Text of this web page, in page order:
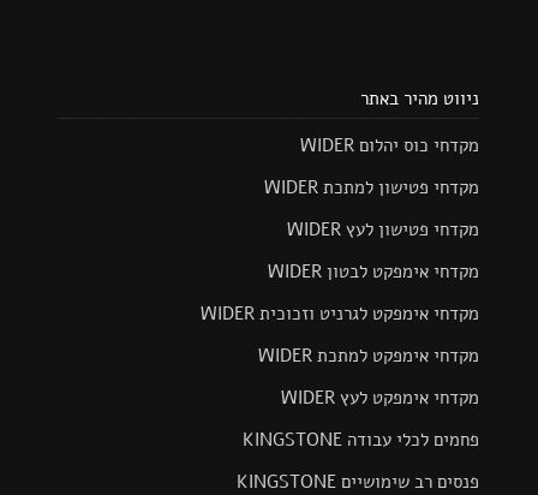
ניווט מהיר באתר
מקדחי כוס יהלום WIDER
מקדחי פטישון למתכת WIDER
מקדחי פטישון לעץ WIDER
מקדחי אימפקט לבטון WIDER
מקדחי אימפקט לגרניט וזכוכית WIDER
מקדחי אימפקט למתכת WIDER
מקדחי אימפקט לעץ WIDER
פחמים לכלי עבודה KINGSTONE
פנסים רב שימושיים KINGSTONE